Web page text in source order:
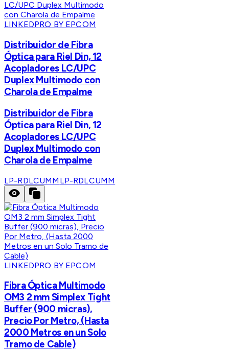
LINKEDPRO BY EPCOM
Distribuidor de Fibra
Óptica para Riel Din, 12
Acopladores LC/UPC
Duplex Multimodo con
Charola de Empalme
Distribuidor de Fibra
Óptica para Riel Din, 12
Acopladores LC/UPC
Duplex Multimodo con
Charola de Empalme
LP-RDLCUMM LP-RDLCUMM
LINKEDPRO BY EPCOM
Fibra Óptica Multimodo
OM3 2 mm Simplex Tight
Buffer (900 micras),
Precio Por Metro, (Hasta
2000 Metros en un Solo
Tramo de Cable)